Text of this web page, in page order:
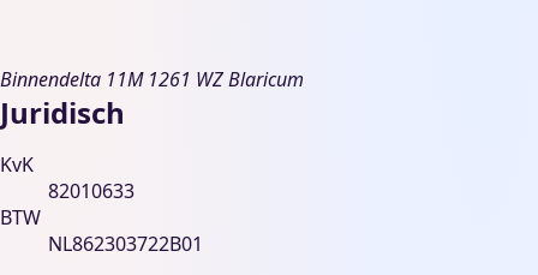
Binnendelta 11M 1261 WZ Blaricum
Juridisch
KvK
82010633
BTW
NL862303722B01